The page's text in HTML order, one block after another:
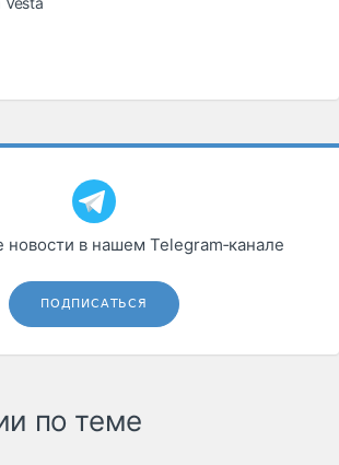
новости в нашем Telegram‑канале
ПОДПИСАТЬСЯ
по теме